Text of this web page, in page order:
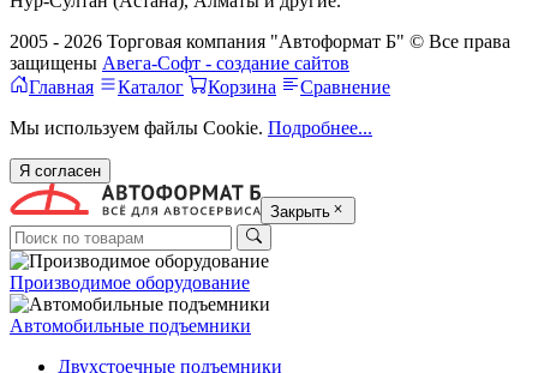
2005 - 2026 Торговая компания "Автоформат Б" © Все права
защищены Авега-Софт - создание сайтов
Главная
Каталог Корзина
Сравнение
Мы используем файлы Cookie. Подробнее...
Я согласен
Закрыть
Производимое оборудование
Автомобильные подъемники
Двухстоечные подъемники